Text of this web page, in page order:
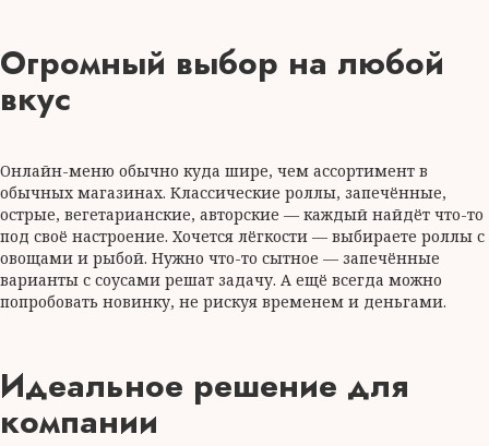
Огромный выбор на любой
вкус
Онлайн-меню обычно куда шире, чем ассортимент в
обычных магазинах. Классические роллы, запечённые,
острые, вегетарианские, авторские — каждый найдёт что-то
под своё настроение. Хочется лёгкости — выбираете роллы с
овощами и рыбой. Нужно что-то сытное — запечённые
варианты с соусами решат задачу. А ещё всегда можно
попробовать новинку, не рискуя временем и деньгами.
Идеальное решение для
компании